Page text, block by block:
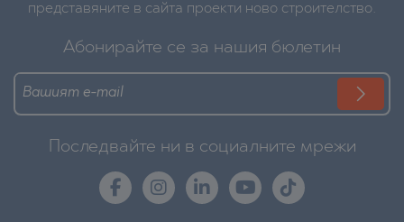
представяните в сайта проекти ново строителство.
Абонирайте се за нашия бюлетин
Последвайте ни в социалните мрежи